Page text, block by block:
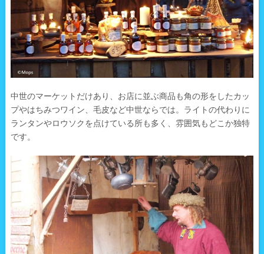
中世のマーケットだけあり、お店に並ぶ商品も角の形をしたカッ
プやはちみつワイン、毛皮など中世ならでは。ライトの代わりに
ランタンやロウソクを点けている所も多く、雰囲気もどこか独特
です。